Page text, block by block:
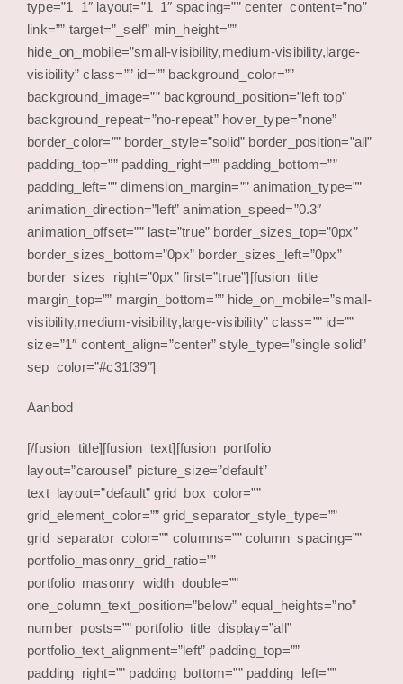
type=”1_1″ layout=”1_1″ spacing=”” center_content=”no”
link=”” target=”_self” min_height=””
hide_on_mobile=”small-visibility,medium-visibility,large-
visibility” class=”” id=”” background_color=””
background_image=”” background_position=”left top”
background_repeat=”no-repeat” hover_type=”none”
border_color=”” border_style=”solid” border_position=”all”
padding_top=”” padding_right=”” padding_bottom=””
padding_left=”” dimension_margin=”” animation_type=””
animation_direction=”left” animation_speed=”0.3″
animation_offset=”” last=”true” border_sizes_top=”0px”
border_sizes_bottom=”0px” border_sizes_left=”0px”
border_sizes_right=”0px” first=”true”][fusion_title
margin_top=”” margin_bottom=”” hide_on_mobile=”small-
visibility,medium-visibility,large-visibility” class=”” id=””
size=”1″ content_align=”center” style_type=”single solid”
sep_color=”#c31f39″]
Aanbod
[/fusion_title][fusion_text][fusion_portfolio
layout=”carousel” picture_size=”default”
text_layout=”default” grid_box_color=””
grid_element_color=”” grid_separator_style_type=””
grid_separator_color=”” columns=”” column_spacing=””
portfolio_masonry_grid_ratio=””
portfolio_masonry_width_double=””
one_column_text_position=”below” equal_heights=”no”
number_posts=”” portfolio_title_display=”all”
portfolio_text_alignment=”left” padding_top=””
padding_right=”” padding_bottom=”” padding_left=””